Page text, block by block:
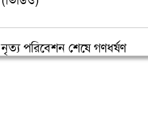
নৃত্য পরিবেশন শেষে গণধর্ষণ